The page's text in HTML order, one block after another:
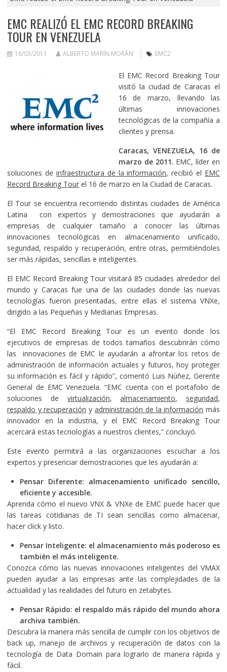
EMC REALIZÓ EL EMC RECORD BREAKING
TOUR EN VENEZUELA
16/03/2011 ALBERTO MARÍN MORÁN EMC2
El EMC Record Breaking Tour
visitó la ciudad de Caracas el
16 de marzo, llevando las
últimas innovaciones
tecnológicas de la compañía a
clientes y prensa.
Caracas, VENEZUELA, 16 de
marzo de 2011. EMC, líder en
soluciones de infraestructura de la información, recibió el EMC
Record Breaking Tourel 16 de marzo en la Ciudad de Caracas.
El Tour se encuentra recorriendo distintas ciudades de América
Latina con expertos y demostraciones que ayudarán a
empresas de cualquier tamaño a conocer las últimas
innovaciones tecnológicas en almacenamiento unificado,
seguridad, respaldo y recuperación, entre otras, permitiéndoles
ser más rápidas, sencillas e inteligentes.
El EMC Record Breaking Tour visitará 85 ciudades alrededor del
mundo y Caracas fue una de las ciudades donde las nuevas
tecnologías fueron presentadas, entre ellas el sistema VNXe,
dirigido a las Pequeñas y Medianas Empresas.
“El EMC Record Breaking Tour es un evento donde los
ejecutivos de empresas de todos tamaños descubrirán cómo
las innovaciones de EMC le ayudarán a afrontar los retos de
administración de información actuales y futuros, hoy proteger
su información es fácil y rápido”, comentó Luis Núñez, Gerente
General de EMC Venezuela. “EMC cuenta con el portafolio de
soluciones de virtualización,almacenamiento, seguridad,
respaldo y recuperación yadministración de la información más
innovador en la industria, y el EMC Record Breaking Tour
acercará estas tecnologías a nuestros clientes,” concluyó.
Este evento permitirá a las organizaciones escuchar a los
expertos y presenciar demostraciones que les ayudarán a:
Pensar Diferente: almacenamiento unificado sencillo,
eficiente y accesible.
Aprenda cómo el nuevo VNX & VNXe de EMC puede hacer que
las tareas cotidianas de TI sean sencillas como almacenar,
hacer click y listo.
Pensar Inteligente: el almacenamiento más poderoso es
también el más inteligente.
Conozca cómo las nuevas innovaciones inteligentes del VMAX
pueden ayudar a las empresas ante las complejidades de la
actualidad y las realidades del futuro en zetabytes.
Pensar Rápido: el respaldo más rápido del mundo ahora
archiva también.
Descubra la manera más sencilla de cumplir con los objetivos de
back up, manejo de archivos y recuperación de datos con la
tecnología de Data Domain para lograrlo de manera rápida y
fácil.